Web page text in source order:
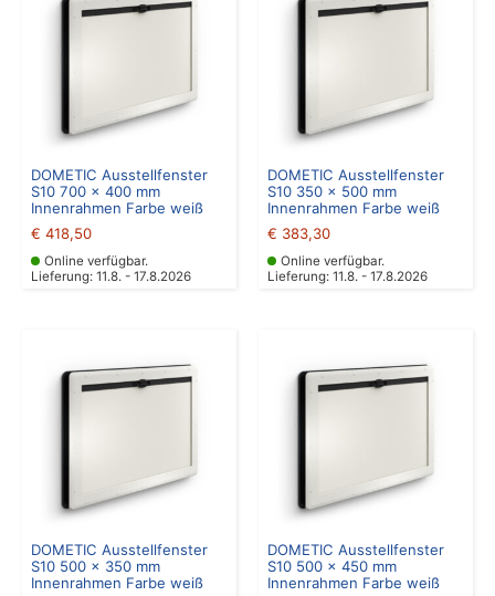
DOMETIC Ausstellfenster
S10 700 x 400 mm
Innenrahmen Farbe weiß
€ 418,50
Online verfügbar.
Lieferung: 11.8. - 17.8.2026
DOMETIC Ausstellfenster
S10 350 x 500 mm
Innenrahmen Farbe weiß
€ 383,30
Online verfügbar.
Lieferung: 11.8. - 17.8.2026
DOMETIC Ausstellfenster
S10 500 x 350 mm
Innenrahmen Farbe weiß
DOMETIC Ausstellfenster
S10 500 x 450 mm
Innenrahmen Farbe weiß